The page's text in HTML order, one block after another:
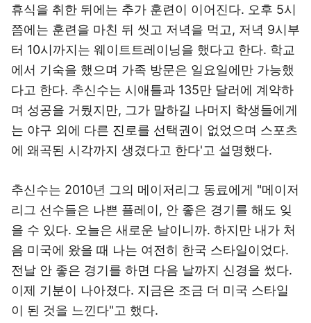
휴식을 취한 뒤에는 추가 훈련이 이어진다. 오후 5시
쯤에는 훈련을 마친 뒤 씻고 저녁을 먹고, 저녁 9시부
터 10시까지는 웨이트트레이닝을 했다고 한다. 학교
에서 기숙을 했으며 가족 방문은 일요일에만 가능했
다고 한다. 추신수는 시애틀과 135만 달러에 계약하
며 성공을 거뒀지만, 그가 말하길 나머지 학생들에게
는 야구 외에 다른 진로를 선택권이 없었으며 스포츠
에 왜곡된 시각까지 생겼다고 한다'고 설명했다.
추신수는 2010년 그의 메이저리그 동료에게 "메이저
리그 선수들은 나쁜 플레이, 안 좋은 경기를 해도 잊
을 수 있다. 오늘은 새로운 날이니까. 하지만 내가 처
음 미국에 왔을 때 나는 여전히 한국 스타일이었다.
전날 안 좋은 경기를 하면 다음 날까지 신경을 썼다.
이제 기분이 나아졌다. 지금은 조금 더 미국 스타일
이 된 것을 느낀다"고 했다.